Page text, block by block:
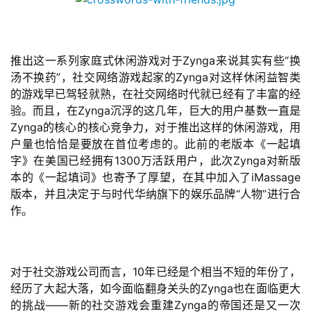
7
月
3
0
日
游
茶
会
上
推出这一系列家庭式休闲游戏对于Zynga来说其实有些“换
汤不换药”，社交网络游戏起家的Zynga对这样休闲益智类
的游戏早已驾轻就熟，在社交网络时代就已经有了丰富的经
验。而且，在Zynga沉浮的这几年，巨大的用户基数一直是
Zynga的核心的核心竞争力，对于推出这样的休闲游戏，用
户量也恰恰是要放在首位考虑的。此前的老版本《一起填
字》在美国已经拥有1300万活跃用户，此次Zynga对新版
本的《一起填词》也寄予了厚望，在其中加入了iMassage
版本，并且决定于与时代华纳旗下的娱乐品牌“人物”进行合
作。
对于社交游戏公司而言，10年已经是个相当不短的年份了，
经历了大起大落，如今面临翻身关头的Zynga也在面临更大
的挑战——新的社交游戏会重建Zynga的帝国还是又一次